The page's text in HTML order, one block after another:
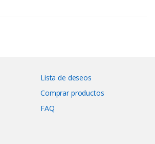
Lista de deseos
Comprar productos
FAQ